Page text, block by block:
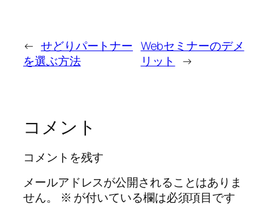
← せどりパートナー
を選ぶ方法
Webセミナーのデメ
リット
→
コメント
コメントを残す
メールアドレスが公開されることはありま
せん。
※ が付いている欄は必須項目です